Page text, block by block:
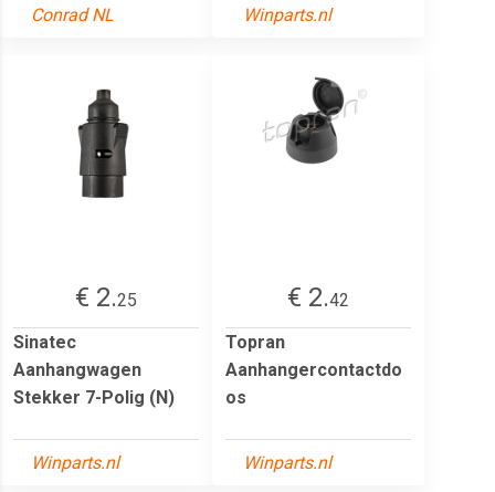
Conrad NL Winparts.nl
€ 2.25
Sinatec
Aanhangwagen
Stekker 7-Polig (N)
Winparts.nl
€ 2.42
Topran
Aanhangercontactdo
os
Winparts.nl